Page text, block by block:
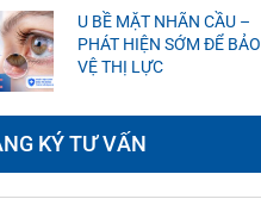
U BỀ MẶT NHÃN CẦU –
PHÁT HIỆN SỚM ĐỂ BẢO
VỆ THỊ LỰC
KÝ TƯ VẤN